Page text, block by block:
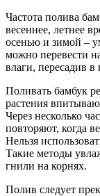
Частота полива
весеннее, летнее
осенью и зимой –
можно перевести
влаги, пересадив в
Поливать бамбук
растения
Через несколько
повторяют, когда
Нельзя
Такие методы
гнили на корнях.
Полив следует